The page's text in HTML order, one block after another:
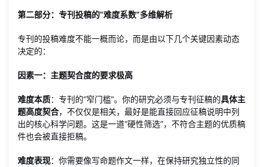
第二部分：专刊投稿的“难度系数”多维解析
专刊的投稿难度不能一概而论，而是由以下几个关键因素动态
决定的：
因素一：主题契合度的要求极高
难度本质：专刊的“窄门槛”。你的研究必须与专刊征稿的具体主
题高度契合，不仅仅是相关，最好是能直接回应征稿说明中列
出的核心科学问题。这是一道“硬性筛选”，不符合主题的优质稿
件也会被直接拒稿。
难度表现：你需要像写命题作文一样，在保持研究独立性的同